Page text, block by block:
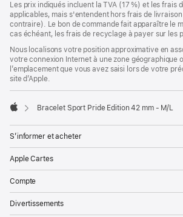
Les prix indiqués incluent la TVA (17 %) et les frais
applicables, mais s'entendent hors frais de
contraire). Le bon de commande fait apparaître le
cas échéant, les frais de recyclage à payer sur les
Nous localisons votre position approximative en
votre connexion Internet à une zone géographique
l’emplacement que vous avez saisi lors de votre
site d’Apple.
Bracelet Sport Pride Edition 42 mm - M/L
S’informer et acheter
Apple Cartes
Compte
Divertissements